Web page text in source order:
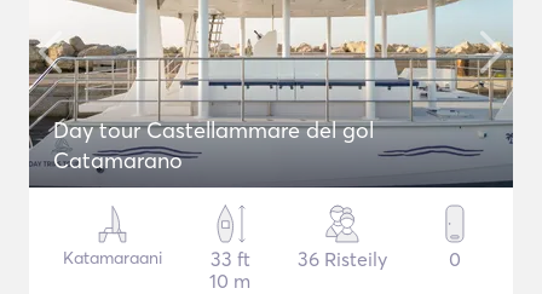
Day tour Castellammare del gol
Catamarano
Katamaraani
33 ft
10 m
36 Risteily 0